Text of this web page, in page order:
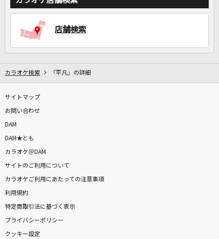
店舗検索
カラオケ検索 「平凡」の詳細
サイトマップ
お問い合わせ
DAM
DAM★とも
カラオケ＠DAM
サイトのご利用について
カラオケご利用にあたっての注意事項
利用規約
特定商取引法に基づく表示
プライバシーポリシー
クッキー設定